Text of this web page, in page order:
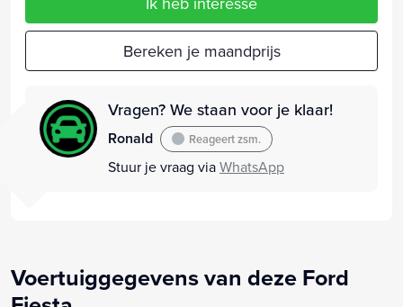
Bereken je maandprijs
Vragen? We staan voor je klaar!
Ronald Reageert zsm.
Stuur je vraag viaWhatsApp
Voertuiggegevens van deze Ford